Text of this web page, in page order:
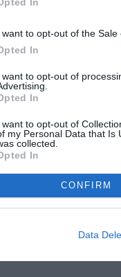
want to opt-out of the Sale
In
want to opt-out of
In
want to opt-out of
my Personal Data that Is
collected.
In
CONFIRM
Data